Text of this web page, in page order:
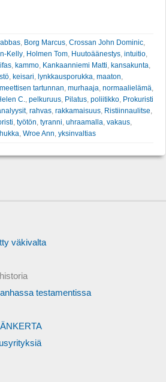
Borg Marcus Crossan John Dominic
Kelly Holmen Tom Huutoäänestys intuitio
kammo Kankaanniemi Matti kansakunta
keisari lynkkausporukka maaton
tartunnan murhaaja normaalielämä
C. pelkuruus Pilatus poliitikko Prokuristi
, rahvas rakkamaisuus Ristiinnaulitse
työtön tyranni uhraamalla vakaus
Wroe Ann yksinvaltias
väkivalta
testamentissa